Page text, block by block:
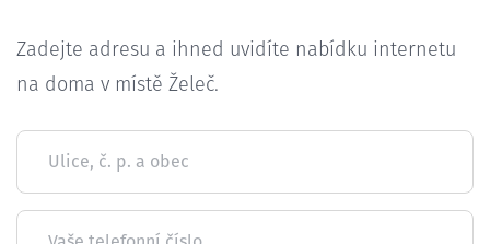
Zadejte adresu a ihned uvidíte nabídku internetu
na doma v místě Želeč.
Ulice, č. p. a obec